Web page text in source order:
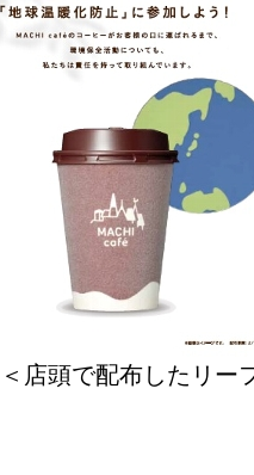
＜店頭で配布したリー